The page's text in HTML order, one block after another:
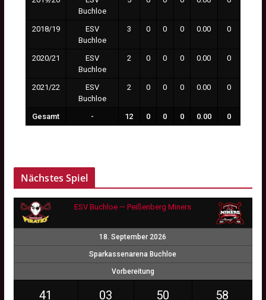
Buchloe
2018/19
ESV
Buchloe
3 0 0 0 0.00 0
2020/21
ESV
Buchloe
2 0 0 0 0.00 0
2021/22
ESV
Buchloe
2 0 0 0 0.00 0
Gesamt - 12 0 0 0 0.00 0
Nächstes Spiel
ESV Buchloe — Peißenberg Miners
18. September 2026
Sparkassenarena Buchloe
Vorbereitung
41 03 50 57